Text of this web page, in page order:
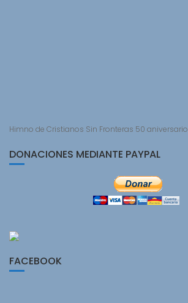
Himno de Cristianos Sin Fronteras 50 aniversario
DONACIONES MEDIANTE PAYPAL
FACEBOOK